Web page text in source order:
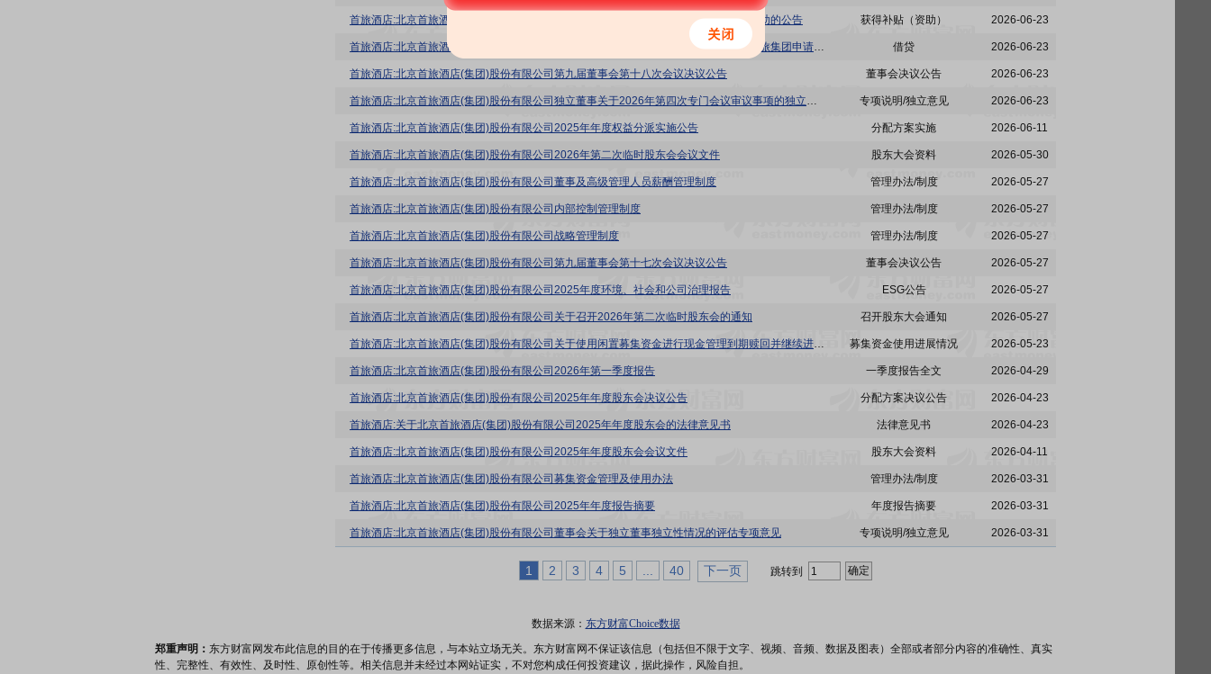
首旅酒店:北京首旅酒店(集团)股份有限公司关于公司向控股子公司京伦饭店提供财务资助的公告 获得补贴（资助） 2026-06-23
首旅酒店:北京首旅酒店(集团)股份有限公司关于控股子公司京伦饭店向公司控股股东首旅集团申请借款额度关联交易的公告 借贷 2026-06-23
首旅酒店:北京首旅酒店(集团)股份有限公司第九届董事会第十八次会议决议公告 董事会决议公告 2026-06-23
首旅酒店:北京首旅酒店(集团)股份有限公司独立董事关于2026年第四次专门会议审议事项的独立意见 专项说明/独立意见 2026-06-23
首旅酒店:北京首旅酒店(集团)股份有限公司2025年年度权益分派实施公告 分配方案实施 2026-06-11
首旅酒店:北京首旅酒店(集团)股份有限公司2026年第二次临时股东会会议文件 股东大会资料 2026-05-30
首旅酒店:北京首旅酒店(集团)股份有限公司董事及高级管理人员薪酬管理制度 管理办法/制度 2026-05-27
首旅酒店:北京首旅酒店(集团)股份有限公司内部控制管理制度 管理办法/制度 2026-05-27
首旅酒店:北京首旅酒店(集团)股份有限公司战略管理制度 管理办法/制度 2026-05-27
首旅酒店:北京首旅酒店(集团)股份有限公司第九届董事会第十七次会议决议公告 董事会决议公告 2026-05-27
首旅酒店:北京首旅酒店(集团)股份有限公司2025年度环境、社会和公司治理报告 ESG公告 2026-05-27
首旅酒店:北京首旅酒店(集团)股份有限公司关于召开2026年第二次临时股东会的通知 召开股东大会通知 2026-05-27
首旅酒店:北京首旅酒店(集团)股份有限公司关于使用闲置募集资金进行现金管理到期赎回并继续进行现金管理进展的公告 募集资金使用进展情况 2026-05-23
首旅酒店:北京首旅酒店(集团)股份有限公司2026年第一季度报告 一季度报告全文 2026-04-29
首旅酒店:北京首旅酒店(集团)股份有限公司2025年年度股东会决议公告 分配方案决议公告 2026-04-23
首旅酒店:关于北京首旅酒店(集团)股份有限公司2025年年度股东会的法律意见书 法律意见书 2026-04-23
首旅酒店:北京首旅酒店(集团)股份有限公司2025年年度股东会会议文件 股东大会资料 2026-04-11
首旅酒店:北京首旅酒店(集团)股份有限公司募集资金管理及使用办法 管理办法/制度 2026-03-31
首旅酒店:北京首旅酒店(集团)股份有限公司2025年年度报告摘要 年度报告摘要 2026-03-31
首旅酒店:北京首旅酒店(集团)股份有限公司董事会关于独立董事独立性情况的评估专项意见 专项说明/独立意见 2026-03-31
1 2 3 4 5 40 下一页 跳转到
数据来源： 东方财富Choice数据
郑重声明： 东方财富网发布此信息的目的在于传播更多信息，与本站立场无关。东方财富网不保证该信息（包括但不限于文字、视频、音频、数据及图表）全部或者部分内容的准确性、真实
性、完整性、有效性、及时性、原创性等。相关信息并未经过本网站证实，不对您构成任何投资建议，据此操作，风险自担。